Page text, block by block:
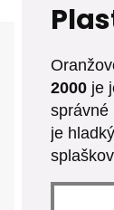
2000je
správné
je